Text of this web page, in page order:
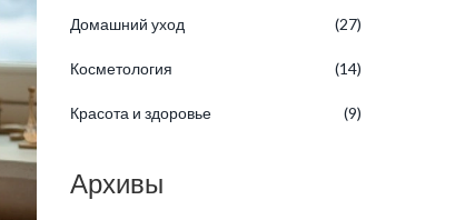
Домашний уход (27)
Косметология (14)
Красота и здоровье (9)
Архивы